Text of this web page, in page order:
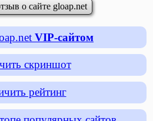
о сайте gloap.net
VIP-сайтом
скриншот
рейтинг